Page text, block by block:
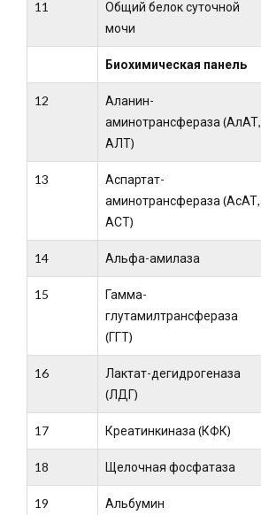
11
Общий белок суточной
мочи
Биохимическая панель
12
Аланин-
аминотрансфераза (АлАТ,
АЛТ)
13
Аспартат-
аминотрансфераза (АсАТ,
АСТ)
14 Альфа-амилаза
15
Гамма-
глутамилтрансфераза
(ГГТ)
16
Лактат-дегидрогеназа
(ЛДГ)
17 Креатинкиназа (КФК)
18 Щелочная фосфатаза
19 Альбумин